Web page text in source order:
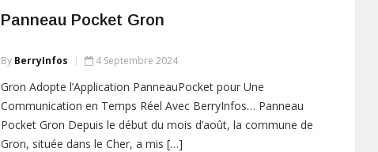
Panneau Pocket Gron
By BerryInfos 4 Septembre 2024
Gron Adopte l’Application PanneauPocket pour Une
Communication en Temps Réel Avec BerryInfos… Panneau
Pocket Gron Depuis le début du mois d’août, la commune de
Gron, située dans le Cher, a mis […]